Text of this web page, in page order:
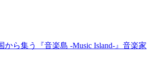
から集う『音楽島 -Music Island-』音楽家